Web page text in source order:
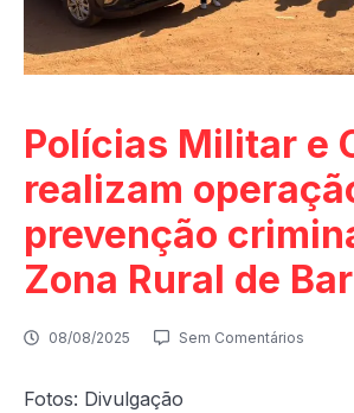
Polícias Militar e
realizam
prevenção
Zona Rural de
08/08/2025 Sem Comentários
Fotos: Divulgação